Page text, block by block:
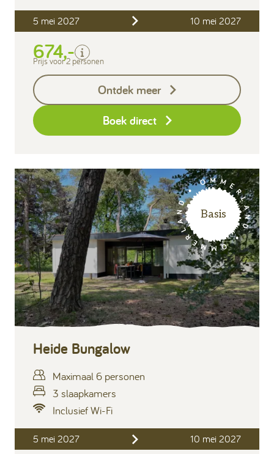
5 mei 2027 10 mei 2027
674,-
Inclusief
Verblijfskosten
Keukendoekenpakket
Eindschoonmaak
Prijs voor 2 personen
Ontdek meer
Boek direct
Basis
Heide Bungalow
Maximaal 6 personen
3 slaapkamers
Inclusief Wi-Fi
5 mei 2027 10 mei 2027
Inclusief
Verblijfskosten